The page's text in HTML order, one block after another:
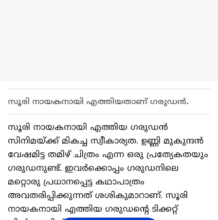
സൂരി നായകനായി എത്തിയതാണ് ഗരുഡൻ.
സൂരി നായകനായി എത്തിയ ഗരുഡൻ
സിനിമയ്‍ക്ക് മികച്ച സ്വീകാര്യത. ഉണ്ണി മുകുന്ദൻ
വേഷമിട്ട തമിഴ് ചിത്രം എന്ന ഒരു പ്രത്യേകതയും
ഗരുഡനുണ്ട്. ഇവര്‍ക്കൊപ്പം ഗരുഡനിലെ
മറ്റൊരു പ്രധാനപ്പെട്ട കഥാപാത്രം
അവതരിപ്പിക്കുന്നത് ശശികുമാറാണ്. സൂരി
നായകനായി എത്തിയ ഗരുഡന്റെ ടിക്കറ്റ്